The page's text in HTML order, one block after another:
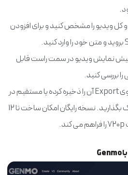
ویدیو را مشخص کنید و برای افزودن
نمایش ویدیو در سمت راست قابل
بررسی کنید.
پس از اتمام ویدیو، با کلیک روی Export آن را ذخیره کرده یا مستقیم در
شبکه های اجتماعی به اشتراک بگذارید. نسخه رایگان امکان ساخت تا 12